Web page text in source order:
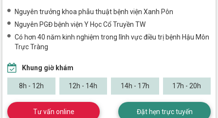
Nguyên trưởng khoa phẫu thuật bệnh viện Xanh Pôn
Nguyên PGĐ bệnh viện Y Học Cổ Truyền TW
Có hơn 40 năm kinh nghiệm trong lĩnh vực điều trị bệnh Hậu Môn
Trực Tràng
Khung giờ khám
8h - 12h 12h - 14h 14h - 17h 17h - 20h
Tư vấn online Đặt hẹn trực tuyến